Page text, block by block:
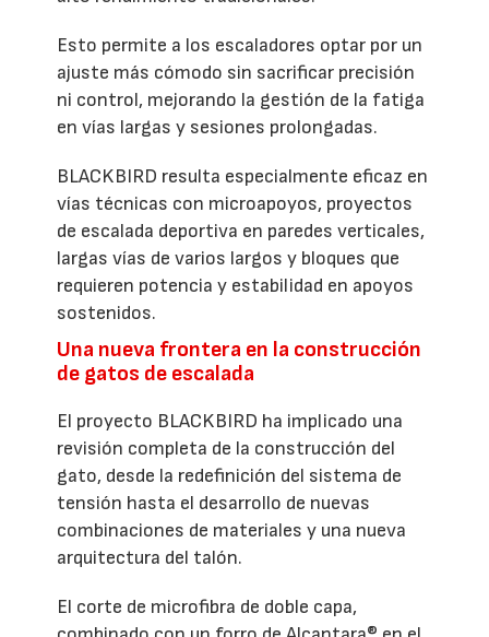
Esto permite a los escaladores optar por un
ajuste más cómodo sin sacrificar precisión
ni control, mejorando la gestión de la fatiga
en vías largas y sesiones prolongadas.
BLACKBIRD resulta especialmente eficaz en
vías técnicas con microapoyos, proyectos
de escalada deportiva en paredes verticales,
largas vías de varios largos y bloques que
requieren potencia y estabilidad en apoyos
sostenidos.
Una nueva frontera en la construcción
de gatos de escalada
El proyecto BLACKBIRD ha implicado una
revisión completa de la construcción del
gato, desde la redefinición del sistema de
tensión hasta el desarrollo de nuevas
combinaciones de materiales y una nueva
arquitectura del talón.
El corte de microfibra de doble capa,